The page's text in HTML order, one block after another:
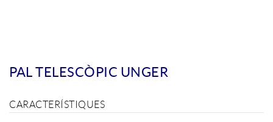
PAL TELESCÒPIC UNGER
CARACTERÍSTIQUES